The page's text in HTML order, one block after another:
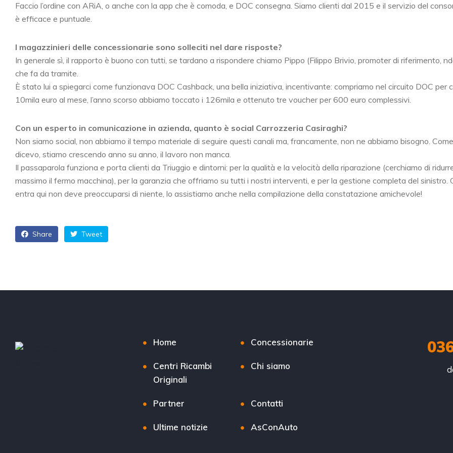
Faccio l’ordine con ARiA, o anche con la app che è comoda, e DOC consegna. Siamo clienti dal 2015 e il servizio del
è efficace e puntuale.
I magazzinieri delle concessionarie sono solleciti nel dare risposte?
In generale sì, il rapporto è buono con tutti, se tardano a rispondere chiamo Pippo (Filippo Brivio, promoter di riferimento,
che fa da tramite.
È stato lui a spiegarci come funzionava DOC Cashback, una bella iniziativa, incentivante: compriamo nel circuito DOC per
10mila euro al mese, l’anno scorso abbiamo toccato i 126mila e ottenuto tre voucher per 600 euro complessivi.
Con un esperto in comunicazione in azienda, quanto è social Carrozzeria Casiraghi?
Non siamo social, non abbiamo il tempo materiale di seguire questi canali ma, francamente, non ne abbiamo bisogno.
dicevo, stiamo crescendo anno su anno, il lavoro non manca.
Il passaparola funziona e porta clienti da Triuggio e dintorni: per la qualità e la velocità della riparazione (cerchiamo di
massimo il fermo macchina), per la garanzia che offriamo su tutti i nostri interventi, e per la gestione completa del sinistro.
entra qui non deve preoccuparsi di niente, lo assistiamo anche nella compilazione della constatazione amichevole!
Share Tweet
Home Concessionarie
Centri Ricambi
Originali
Chi siamo
Partner Contatti
Ultime notizie AsConAuto